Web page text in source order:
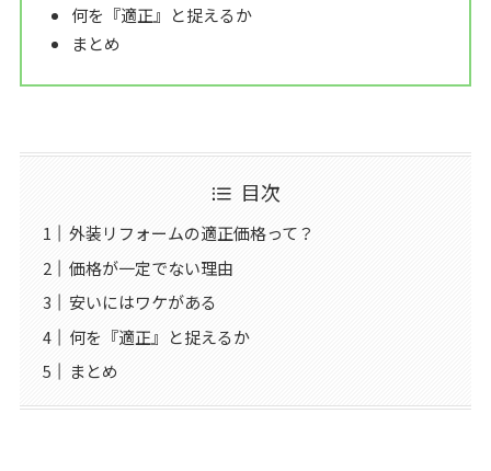
何を『適正』と捉えるか
まとめ
目次
外装リフォームの適正価格って？
価格が一定でない理由
安いにはワケがある
何を『適正』と捉えるか
まとめ